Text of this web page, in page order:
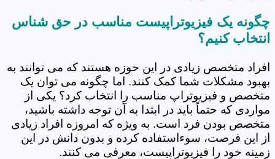
چگونه یک فیزیوتراپیست مناسب در حق شناس
انتخاب کنیم؟
افراد متخصص زیادی در این حوزه هستند که می توانند به
بهبود مشکلات شما کمک کنند. اما چگونه می توان یک
متخصص و فیزیوتراپ مناسب را انتخاب کرد؟ یکی از
مواردی که حتماً باید در ابتدا به آن توجه داشته باشید،
متخصص بودن فرد است. به ویژه که امروزه افراد زیادی
از این فرصت، سوءاستفاده کرده و بدون دانش در این
زمینه خود را فیزیوتراپیست، معرفی می کنند.